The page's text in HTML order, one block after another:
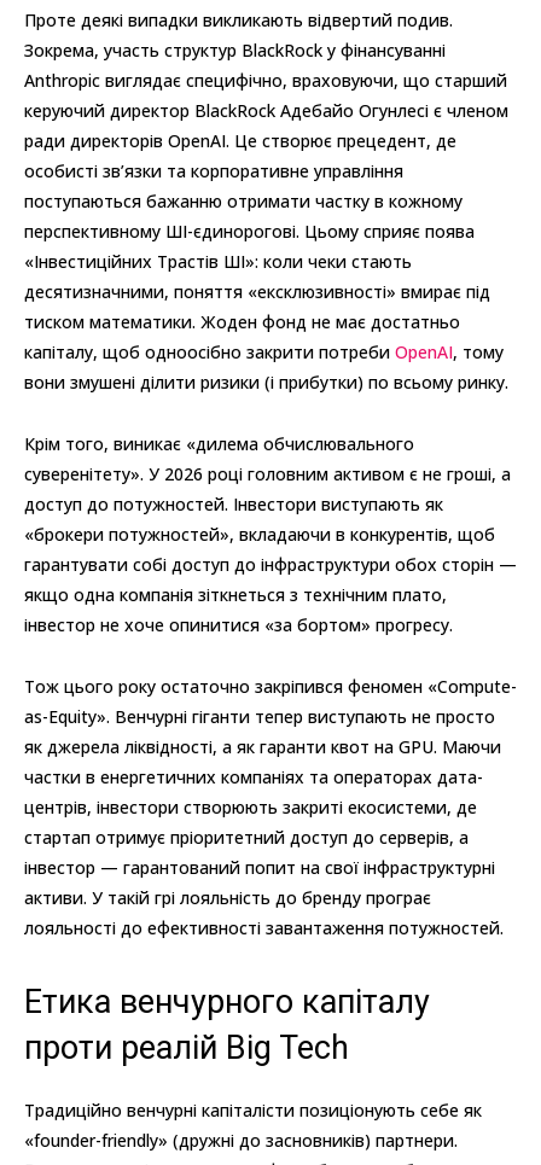
Проте деякі випадки викликають відвертий подив.
Зокрема, участь структур BlackRock у фінансуванні
Anthropic виглядає специфічно, враховуючи, що старший
керуючий директор BlackRock Адебайо Огунлесі є членом
ради директорів OpenAI. Це створює прецедент, де
особисті зв’язки та корпоративне управління
поступаються бажанню отримати частку в кожному
перспективному ШІ-єдинорогові. Цьому сприяє поява
«Інвестиційних Трастів ШІ»: коли чеки стають
десятизначними, поняття «ексклюзивності» вмирає під
тиском математики. Жоден фонд не має достатньо
капіталу, щоб одноосібно закрити потреби OpenAI, тому
вони змушені ділити ризики (і прибутки) по всьому ринку.
Крім того, виникає «дилема обчислювального
суверенітету». У 2026 році головним активом є не гроші, а
доступ до потужностей. Інвестори виступають як
«брокери потужностей», вкладаючи в конкурентів, щоб
гарантувати собі доступ до інфраструктури обох сторін —
якщо одна компанія зіткнеться з технічним плато,
інвестор не хоче опинитися «за бортом» прогресу.
Тож цього року остаточно закріпився феномен «Compute-
as-Equity». Венчурні гіганти тепер виступають не просто
як джерела ліквідності, а як гаранти квот на GPU. Маючи
частки в енергетичних компаніях та операторах дата-
центрів, інвестори створюють закриті екосистеми, де
стартап отримує пріоритетний доступ до серверів, а
інвестор — гарантований попит на свої інфраструктурні
активи. У такій грі лояльність до бренду програє
лояльності до ефективності завантаження потужностей.
Етика венчурного капіталу
проти реалій Big Tech
Традиційно венчурні капіталісти позиціонують себе як
«founder-friendly» (дружні до засновників) партнери.